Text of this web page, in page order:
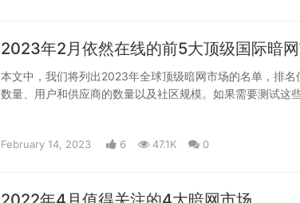
2023年2月依然在线的前5大顶级国际暗
本文中，我们将列出2023年全球顶级暗网市场的名单，排
数量、用户和供应商的数量以及社区规模。如果需要测试这
February 14, 2023 6 47.1K 0